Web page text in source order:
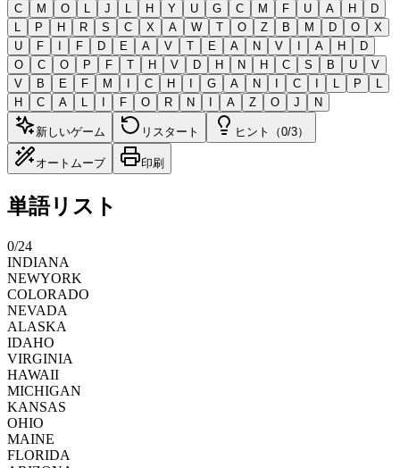
C
M O L J L H Y U G C M F U A H
D
L
P H R S C X A W T O Z B M D O
X
U
F I F D E A V T E A N V I A H
D
O
C O P F T H V D H N H C S B U
V
V
B E F M I C H I G A N I C I L P
L
H
C A L I F O R N I A Z O J N
新しいゲーム リスタート ヒント（0/3）
オートムーブ 印刷
単語リスト
0/24
INDIANA
NEWYORK
COLORADO
NEVADA
ALASKA
IDAHO
VIRGINIA
HAWAII
MICHIGAN
KANSAS
OHIO
MAINE
FLORIDA